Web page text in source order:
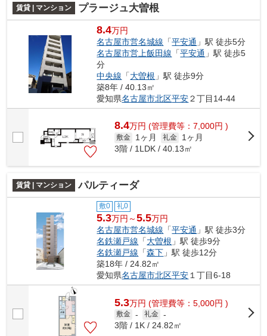
賃貸 | マンション プラージュ大曽根
8.4万円
名古屋市営名城線 「平安通 」駅 徒歩5分
名古屋市営上飯田線 「平安通 」駅 徒歩5
分
中央線 「大曽根 」駅 徒歩9分
築8年 / 40.13㎡
愛知県名古屋市北区平安２丁目14-44
8.4万円 (管理費等：7,000円 )
敷金 1ヶ月 礼金
1ヶ月
3階 / 1LDK / 40.13㎡
賃貸 | マンション パルティーダ
敷0 礼0
5.3万円～5.5万円
名古屋市営名城線 「平安通 」駅 徒歩3分
名鉄瀬戸線 「大曽根 」駅 徒歩9分
名鉄瀬戸線 「森下 」駅 徒歩12分
築18年 / 24.82㎡
愛知県名古屋市北区平安 １丁目6-18
5.3万円 (管理費等：5,000円 )
敷金 - 礼金 -
3階 / 1K / 24.82㎡